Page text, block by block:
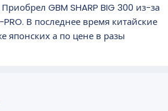
GBM SHARP BIG 300 из-за
PRO. В последнее время китайские
японских а по цене в разы